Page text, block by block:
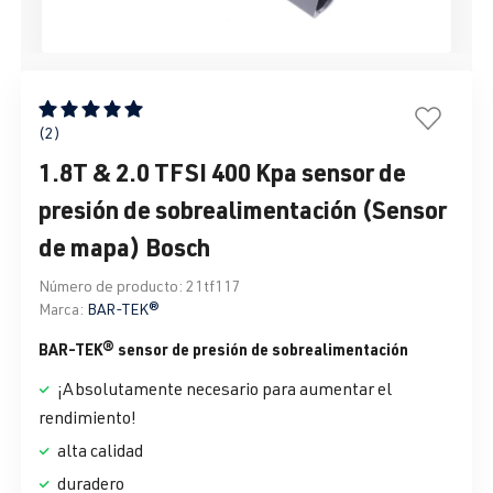
Calificación promedio de 5 de 5 estrellas
(2)
1.8T & 2.0 TFSI 400 Kpa sensor de
presión de sobrealimentación (Sensor
de mapa) Bosch
Número de producto: 21tf117
Marca: BAR-TEK®
BAR-TEK® sensor de presión de sobrealimentación
¡Absolutamente necesario para aumentar el
rendimiento!
alta calidad
duradero